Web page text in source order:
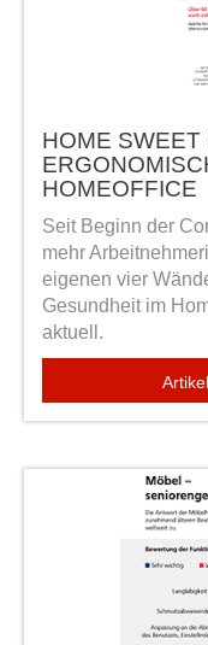
HOME SWEET
HOMEOFFICE
Seit Beginn der
mehr
eigenen vier
Gesundheit im
aktuell.